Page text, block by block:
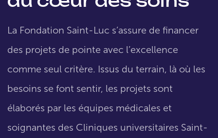
La Fondation Saint-Luc s’assure de financer
des projets de pointe avec l’excellence
comme seul critère. Issus du terrain, là où les
besoins se font sentir, les projets sont
élaborés par les équipes médicales et
soignantes des Cliniques universitaires Saint-